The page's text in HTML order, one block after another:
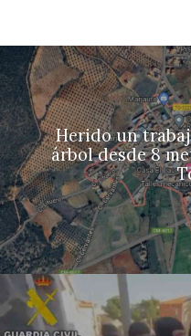
Herido un
árbol desde 8